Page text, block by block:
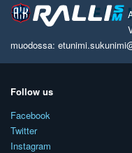
muodossa:
Follow us
Facebook
Twitter
Instagram